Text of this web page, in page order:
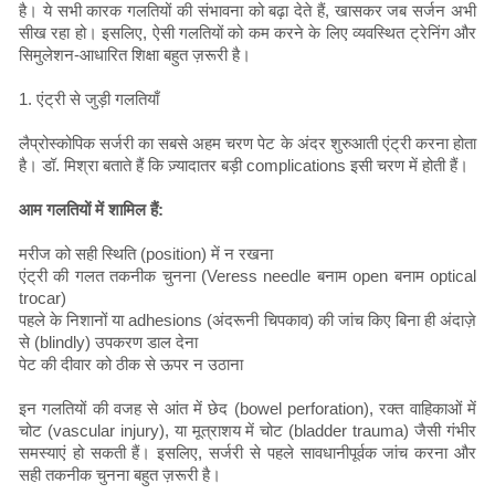
है। ये सभी कारक गलतियों की संभावना को बढ़ा देते हैं, खासकर जब सर्जन अभी
सीख रहा हो। इसलिए, ऐसी गलतियों को कम करने के लिए व्यवस्थित ट्रेनिंग और
सिमुलेशन-आधारित शिक्षा बहुत ज़रूरी है।
1. एंट्री से जुड़ी गलतियाँ
लैप्रोस्कोपिक सर्जरी का सबसे अहम चरण पेट के अंदर शुरुआती एंट्री करना होता
है। डॉ. मिश्रा बताते हैं कि ज़्यादातर बड़ी complications इसी चरण में होती हैं।
आम गलतियों में शामिल हैं:
मरीज को सही स्थिति (position) में न रखना
एंट्री की गलत तकनीक चुनना (Veress needle बनाम open बनाम optical
trocar)
पहले के निशानों या adhesions (अंदरूनी चिपकाव) की जांच किए बिना ही अंदाज़े
से (blindly) उपकरण डाल देना
पेट की दीवार को ठीक से ऊपर न उठाना
इन गलतियों की वजह से आंत में छेद (bowel perforation), रक्त वाहिकाओं में
चोट (vascular injury), या मूत्राशय में चोट (bladder trauma) जैसी गंभीर
समस्याएं हो सकती हैं। इसलिए, सर्जरी से पहले सावधानीपूर्वक जांच करना और
सही तकनीक चुनना बहुत ज़रूरी है।